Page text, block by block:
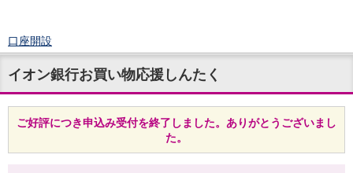
口座開設
ログイン
チャット
メニュー
預金
イオン銀行お買い物応援しんたく
ご好評につき申込み受付を終了しました。ありがとうございまし
た。